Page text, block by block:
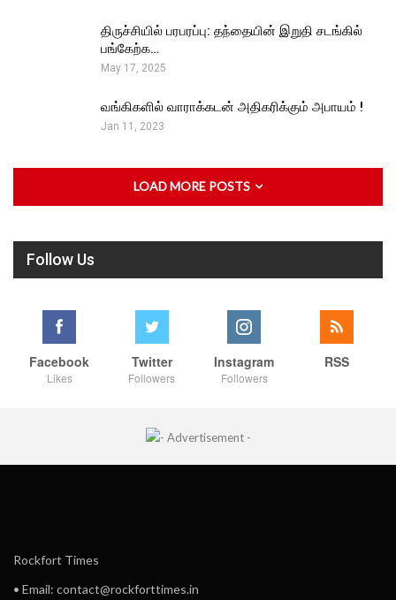
திருச்சியில் பரபரப்பு: தந்தையின் இறுதி சடங்கில்
பங்கேற்க…
May 17, 2025
வங்கிகளில் வாராக்கடன் அதிகரிக்கும் அபாயம் !
Jan 11, 2023
LOAD MORE POSTS
Follow Us
Facebook
Likes
Twitter
Followers
Instagram
Followers
RSS
Rockfort Times
• Email: contact@rockforttimes.in